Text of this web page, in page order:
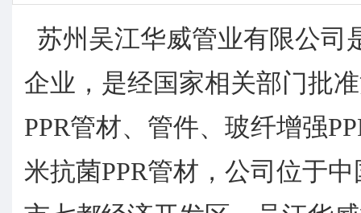
苏州吴江华威管业有限公司
企业，是经国家相关部门批
PPR管材、管件、玻纤增强
米抗菌PPR管材，公司位于